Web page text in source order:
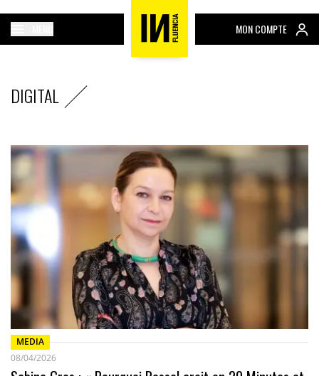
MON COMPTE
DIGITAL
MEDIA
08/04/2026